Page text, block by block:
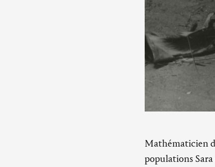
Mathématicien
populations